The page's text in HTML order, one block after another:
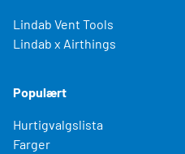
Lindab Vent Tools
Lindab x Airthings
Populært
Hurtigvalgslista
Farger